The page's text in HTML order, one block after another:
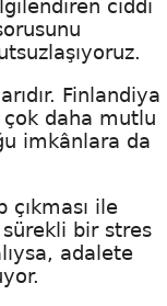
ciddi
Finlandiya
çok daha mutlu
imkânlara da
ile
sürekli bir stres
adalete